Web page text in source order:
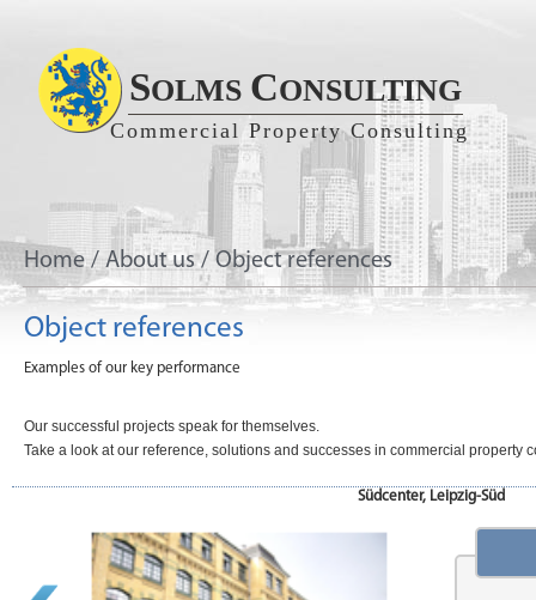
SOLMS CONSULTING
Commercial Property Consulting
Home / About us / Object references
Object references
Examples of our key performance
Our successful projects speak for themselves.
Take a look at our reference, solutions and successes in commercial property
Südcenter, Leipzig-Süd